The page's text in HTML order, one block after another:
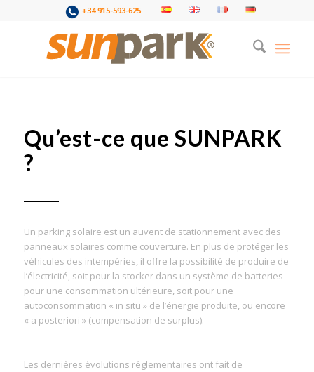
+34 915-593-625
Qu’est-ce que SUNPARK
?
Un parking solaire est un auvent de stationnement avec des
panneaux solaires comme couverture. En plus de protéger les
véhicules des intempéries, il offre la possibilité de produire de
l’électricité, soit pour la stocker dans un système de batteries
pour une consommation ultérieure, soit pour une
autoconsommation « in situ » de l’énergie produite, ou encore
« a posteriori » (compensation de surplus).
Les dernières évolutions réglementaires ont fait de